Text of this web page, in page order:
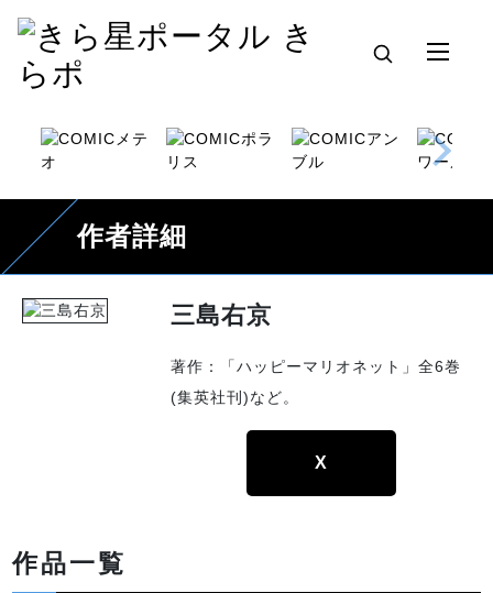
作者詳細
三島右京
著作：「ハッピーマリオネット」全6巻
(集英社刊)など。
X
作品一覧